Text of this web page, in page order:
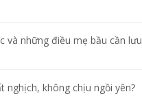
và những điều mẹ bầu cần
nghịch, không chịu ngồi yên?